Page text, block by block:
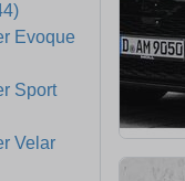
Evoque
Sport
Velar